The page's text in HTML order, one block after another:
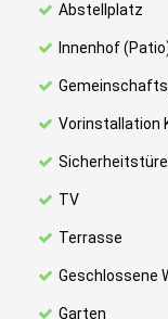
Abstellplatz
Innenhof
Vorinstallation
Sicherheitstüre
TV
Terrasse
Geschlossene
Garten